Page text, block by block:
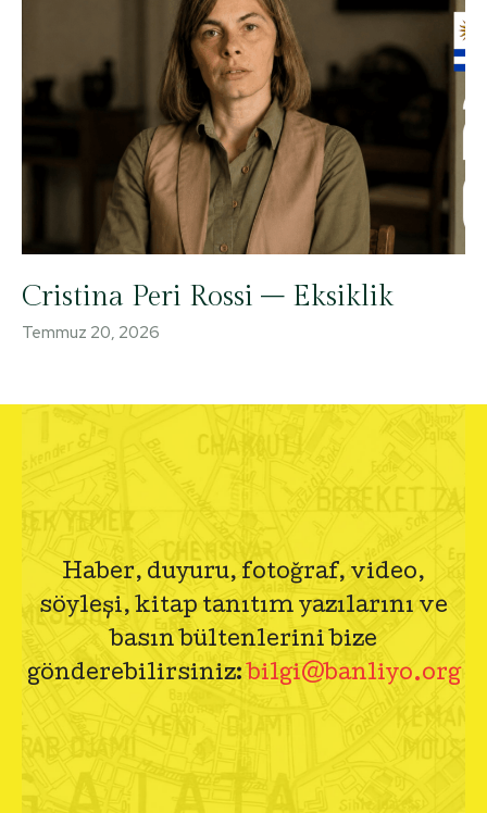
Cristina Peri Rossi – Eksiklik
Temmuz 20, 2026
Haber, duyuru, fotoğraf, video,
söyleşi, kitap tanıtım yazılarını ve
basın bültenlerini bize
gönderebilirsiniz: bilgi@banliyo.org